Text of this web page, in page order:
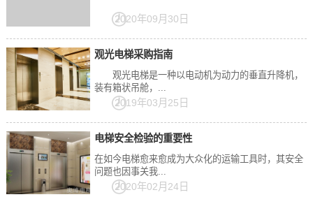
2020年09月30日
观光电梯采购指南
观光电梯是一种以电动机为动力的垂直升降机，
装有箱状吊舱，...
2019年03月25日
电梯安全检验的重要性
在如今电梯愈来愈成为大众化的运输工具时，其安全
问题也因事关我...
2020年02月24日